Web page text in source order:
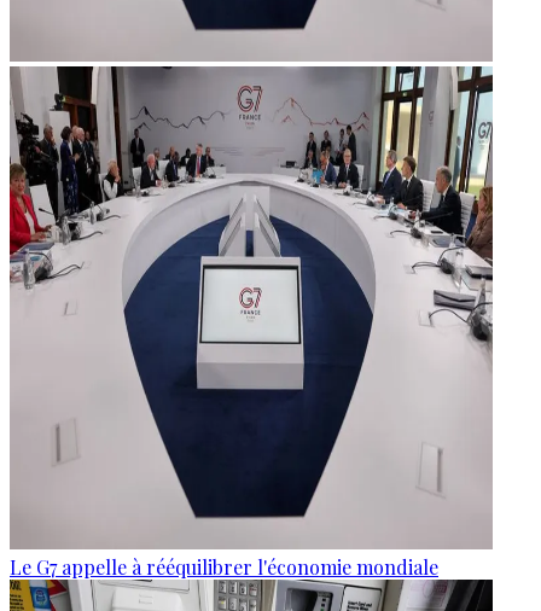
Le G7 appelle à rééquilibrer l'économie mondiale